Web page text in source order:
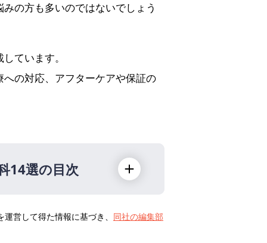
の方も多いのではないでしょう
ています。
の対応、アフターケアや保証の
14選の目次
営して得た情報に基づき、 同社の編集部